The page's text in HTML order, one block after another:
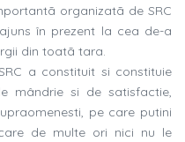
organizatã de SRC
în prezent la cea de-a
din toatã tara.
a constituit si constituie
mândrie si de satisfactie,
pe care putini
de multe ori nici nu le